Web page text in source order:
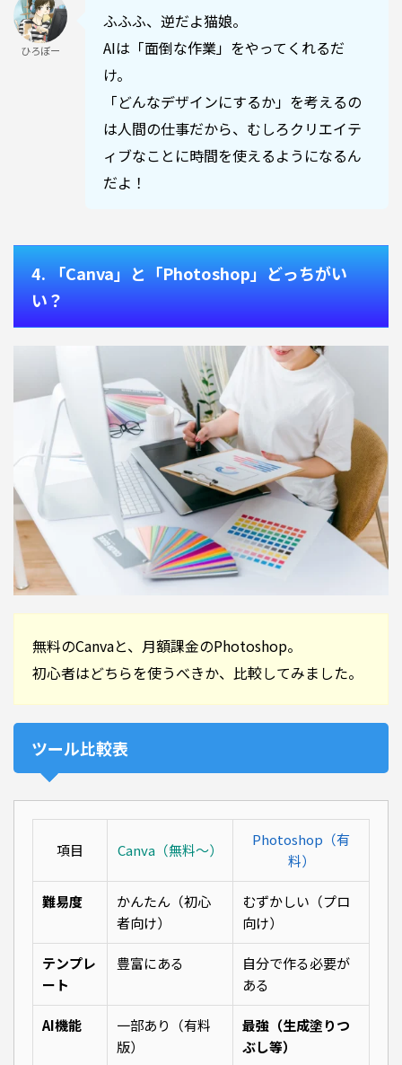
ひろぼー
ふふふ、逆だよ猫娘。
AIは「面倒な作業」をやってくれるだ
け。
「どんなデザインにするか」を考えるの
は人間の仕事だから、むしろクリエイテ
ィブなことに時間を使えるようになるん
だよ！
4. 「Canva」と「Photoshop」どっちがい
い？
無料のCanvaと、月額課金のPhotoshop。
初心者はどちらを使うべきか、比較してみました。
ツール比較表
項目 Canva（無料〜）
Photoshop（有
料）
難易度
かんたん（初心
者向け）
むずかしい（プロ
向け）
テンプレ
ート
豊富にある
自分で作る必要が
ある
AI機能
一部あり（有料
版）
最強（生成塗りつ
ぶし等）